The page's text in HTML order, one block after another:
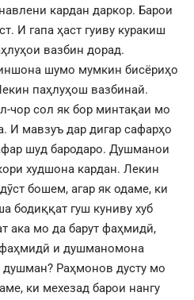
кардан даркор. Барои
И гапа ҳаст гуиву куракиш
вазбин дорад.
шумо мумкин бисёриҳо
паҳлуҳош вазбинай.
чор сол як бор минтақаи мо
И мавзуъ дар дигар сафарҳо
шуд бародаро. Душманои
худшона кардан. Лекин
бошем, агар як одаме, ки
бодиққат гуш куниву хуб
ака мо да барут фаҳмидӣ,
и душманомона
Раҳмонов дусту мо
ки мехезад барои нангу